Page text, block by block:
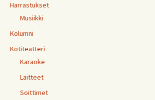
Harrastukset
Musiikki
Kolumni
Kotiteatteri
Karaoke
Laitteet
Soittimet